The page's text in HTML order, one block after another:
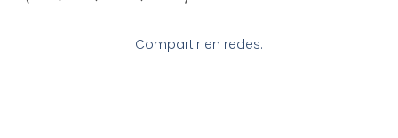
Compartir en redes: